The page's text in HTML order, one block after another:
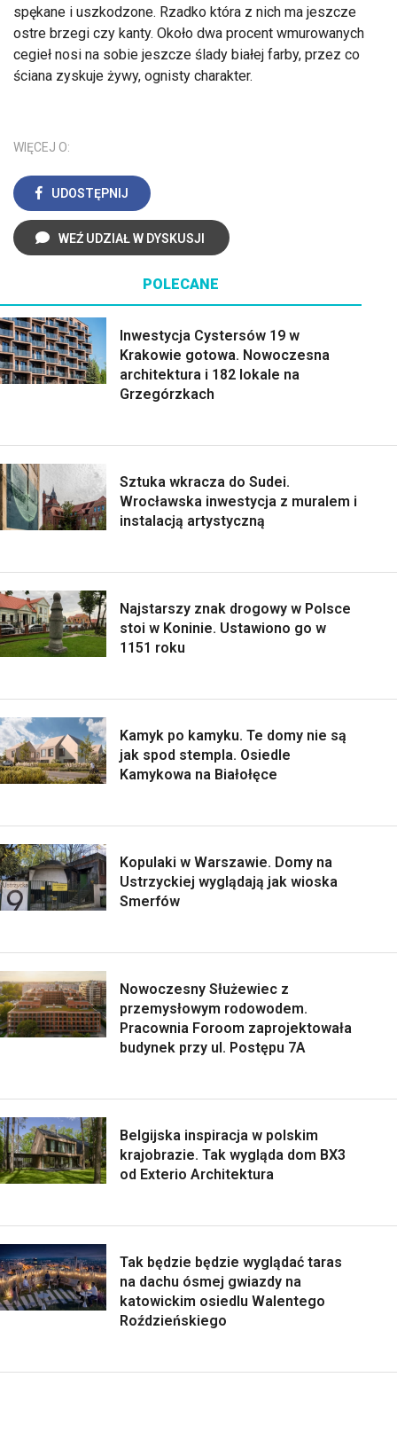
spękane i uszkodzone. Rzadko która z nich ma jeszcze
ostre brzegi czy kanty. Około dwa procent wmurowanych
cegieł nosi na sobie jeszcze ślady białej farby, przez co
ściana zyskuje żywy, ognisty charakter.
WIĘCEJ O:
UDOSTĘPNIJ
WEŹ UDZIAŁ W DYSKUSJI
POLECANE
Inwestycja Cystersów 19 w
Krakowie gotowa. Nowoczesna
architektura i 182 lokale na
Grzegórzkach
Sztuka wkracza do Sudei.
Wrocławska inwestycja z muralem i
instalacją artystyczną
Najstarszy znak drogowy w Polsce
stoi w Koninie. Ustawiono go w
1151 roku
Kamyk po kamyku. Te domy nie są
jak spod stempla. Osiedle
Kamykowa na Białołęce
Kopulaki w Warszawie. Domy na
Ustrzyckiej wyglądają jak wioska
Smerfów
Nowoczesny Służewiec z
przemysłowym rodowodem.
Pracownia Foroom zaprojektowała
budynek przy ul. Postępu 7A
Belgijska inspiracja w polskim
krajobrazie. Tak wygląda dom BX3
od Exterio Architektura
Tak będzie będzie wyglądać taras
na dachu ósmej gwiazdy na
katowickim osiedlu Walentego
Roździeńskiego